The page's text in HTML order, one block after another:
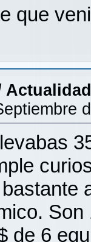
que
Actualidad
de 6